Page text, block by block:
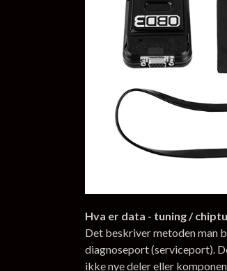
Hva er data - tuning /
Det beskriver metoden man
diagnoseport (serviceport).
ikke nye deler eller